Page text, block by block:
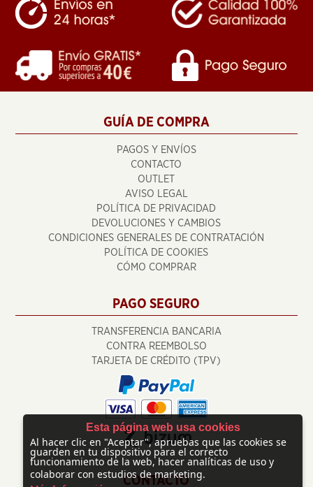
GUÍA DE COMPRA
PAGOS Y ENVÍOS
CONTACTO
OUTLET
AVISO LEGAL
POLÍTICA DE PRIVACIDAD
DEVOLUCIONES Y CAMBIOS
CONDICIONES GENERALES DE CONTRATACIÓN
POLÍTICA DE COOKIES
CÓMO COMPRAR
PAGO SEGURO
TRANSFERENCIA BANCARIA
CONTRA REEMBOLSO
TARJETA DE CRÉDITO (TPV)
CONTACTO
Esta página web usa cookies
Al hacer clic en "Aceptar", apruebas que las cookies se
guarden en tu dispositivo para el correcto
funcionamiento de la web, hacer analíticas de uso y
colaborar con estudios de marketing.